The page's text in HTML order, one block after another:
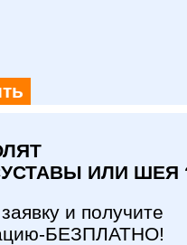
ИЛИ ШЕЯ
и получите
БЕЗПЛАТНО!